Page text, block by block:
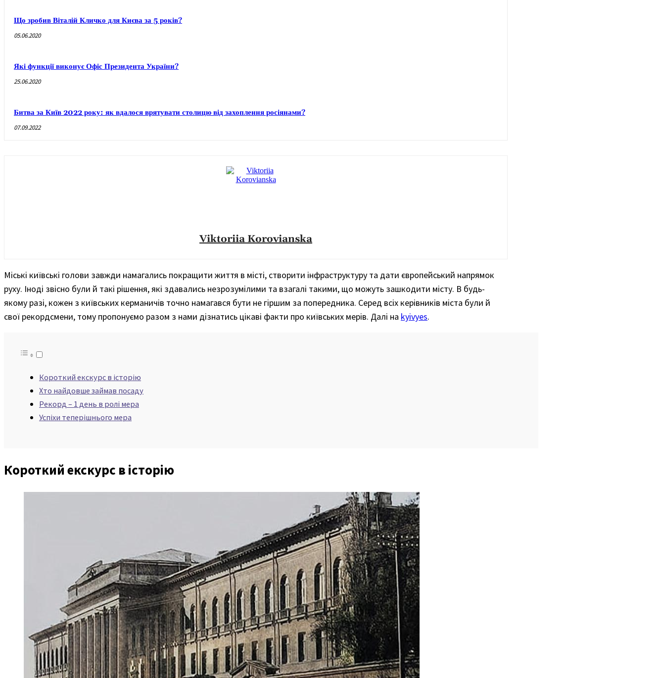
Що зробив Віталій Кличко для Києва за 5 років?
05.06.2020
Які функції виконує Офіс Президента України?
25.06.2020
Битва за Київ 2022 року: як вдалося врятувати столицю від захоплення росіянами?
07.09.2022
Viktoriia Korovianska
Міські київські голови завжди намагались покращити життя в місті, створити інфраструктуру та дати європейський напрямок
руху. Іноді звісно були й такі рішення, які здавались незрозумілими та взагалі такими, що можуть зашкодити місту. В будь-
якому разі, кожен з київських керманичів точно намагався бути не гіршим за попередника. Серед всіх керівників міста були й
свої рекордсмени, тому пропонуємо разом з нами дізнатись цікаві факти про київських мерів. Далі на kyivyes.
Короткий екскурс в історію
Хто найдовше займав посаду
Рекорд – 1 день в ролі мера
Успіхи теперішнього мера
Короткий екскурс в історію